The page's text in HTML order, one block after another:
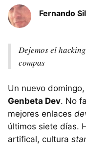
Fernando
Dejemos el
compas
Un nuevo
Genbeta Dev. No
mejores enlaces
últimos siete días.
artifical, cultura